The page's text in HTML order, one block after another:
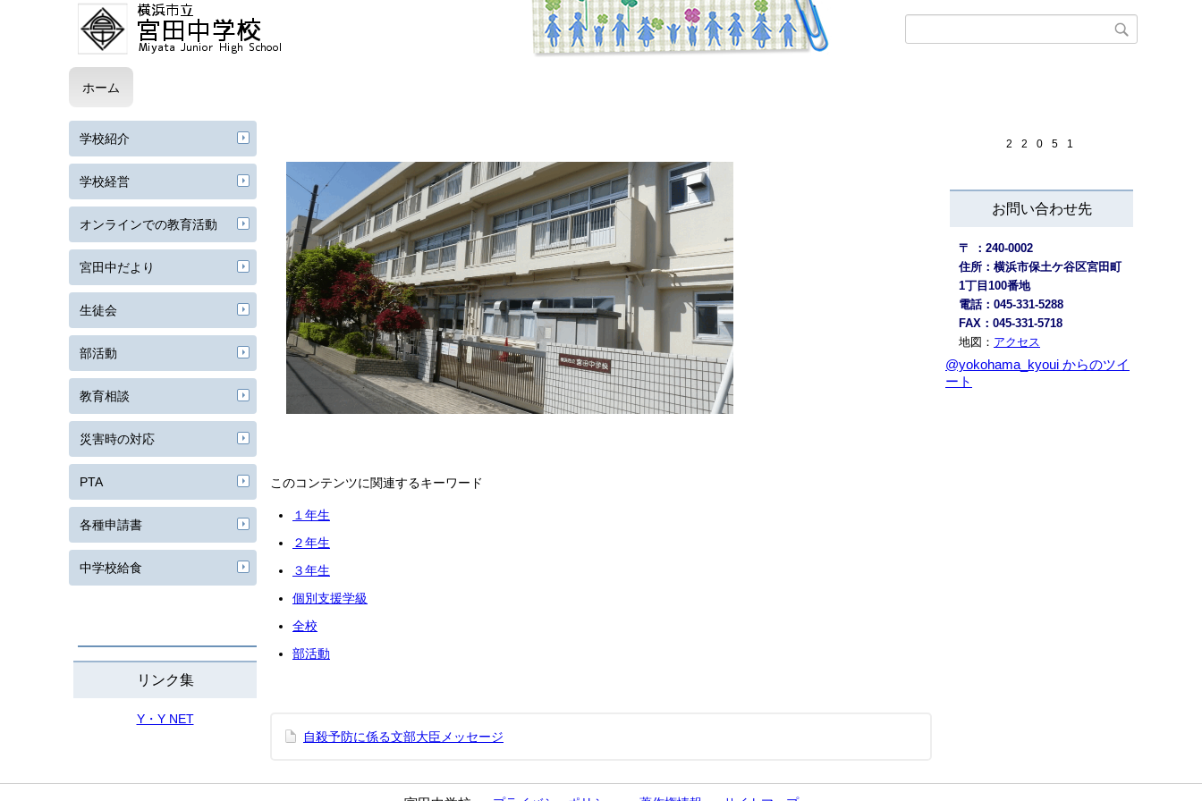
ホーム
学校紹介
学校経営
オンラインでの教育活動
宮田中だより
生徒会
部活動
教育相談
災害時の対応
PTA
各種申請書
中学校給食
リンク集
Y・Y NET
このコンテンツに関連するキーワード
１年生
２年生
３年生
個別支援学級
全校
部活動
自殺予防に係る文部大臣メッセージ
2 2 0 5 1
お問い合わせ先
〒 ：240-0002
住所：横浜市保土ケ谷区宮田町
1丁目100番地
電話：045-331-5288
FAX：045-331-5718
地図： アクセス
@yokohama_kyoui からのツイ
ート